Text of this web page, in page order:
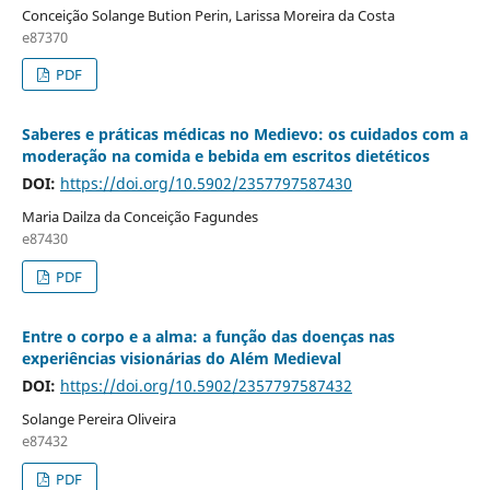
Conceição Solange Bution Perin, Larissa Moreira da Costa
e87370
PDF
Saberes e práticas médicas no Medievo: os cuidados com a
moderação na comida e bebida em escritos dietéticos
DOI: https://doi.org/10.5902/2357797587430
Maria Dailza da Conceição Fagundes
e87430
PDF
Entre o corpo e a alma: a função das doenças nas
experiências visionárias do Além Medieval
DOI: https://doi.org/10.5902/2357797587432
Solange Pereira Oliveira
e87432
PDF